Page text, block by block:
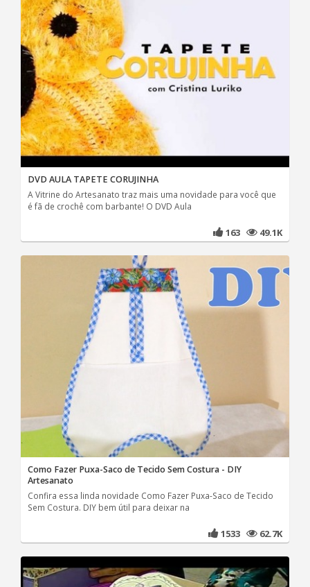
DVD AULA TAPETE CORUJINHA
A Vitrine do Artesanato traz mais uma novidade para você que
é fã de crochê com barbante! O DVD Aula
163 49.1K
Como Fazer Puxa-Saco de Tecido Sem Costura - DIY
Artesanato
Confira essa linda novidade Como Fazer Puxa-Saco de Tecido
Sem Costura. DIY bem útil para deixar na
1533 62.7K